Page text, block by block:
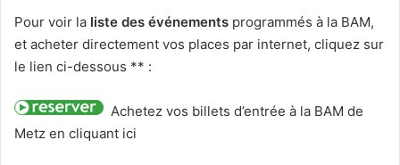
Pour voir la liste des événements programmés à la BAM,
et acheter directement vos places par internet, cliquez sur
le lien ci-dessous ** :
Achetez vos billets d’entrée à la BAM de
Metz en cliquant ici